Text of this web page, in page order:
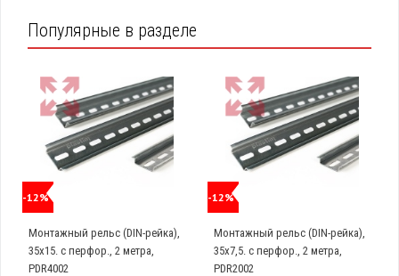
Популярные в разделе
-12%
Монтажный рельс (DIN-рейка),
35х15. с перфор., 2 метра,
PDR4002
-12%
Монтажный рельс (DIN-рейка),
35х7,5. с перфор., 2 метра,
PDR2002